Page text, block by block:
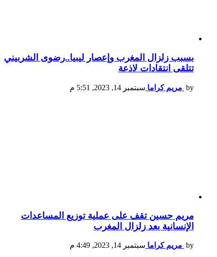
بسبب زلزال المغرب وإعصار ليبيا..رضوى الشربيني
تتلقى انتقادات لاذعة
by مريم كراما سبتمبر 14, 2023, 5:51 م
مريم حسين تقف على عملية توزيع المساعدات
الإنسانية بعد زلزال المغرب
by مريم كراما سبتمبر 14, 2023, 4:49 م